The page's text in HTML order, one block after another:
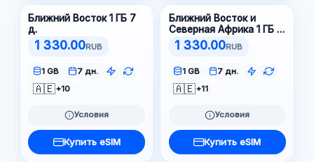
Ближний Восток 1 ГБ 7
д.
1 330.00RUB
1 GB 7 дн.
🇦🇪+10
Условия
Купить eSIM
Ближний Восток и
Северная Африка 1 ГБ 7
д.1 330.00RUB
1 GB 7 дн.
🇦🇪+11
Условия
Купить eSIM